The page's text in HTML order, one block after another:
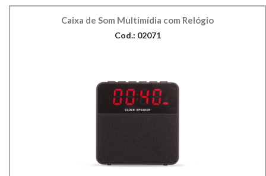
Caixa de Som Multimídia com Relógio
Cod.: 02071